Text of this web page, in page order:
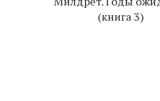
(книга 3)